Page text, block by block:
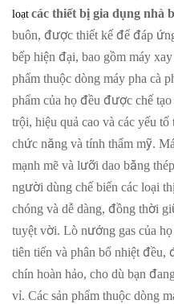
loạtcác thiết bị gia dụng nhà
buôn, được thiết kế để đáp
bếp hiện đại, bao gồm máy
phẩm thuộc dòng máy pha cà
phẩm của họ đều được chế
trội, hiệu quả cao và các yếu tố
chức năng và tính thẩm mỹ.
mạnh mẽ và lưỡi dao bằng
người dùng chế biến các loại
chóng và dễ dàng, đồng thời
tuyệt vời. Lò nướng gas của
tiên tiến và phân bổ nhiệt
chín hoàn hảo, cho dù bạn
vỉ. Các sản phẩm thuộc dòng